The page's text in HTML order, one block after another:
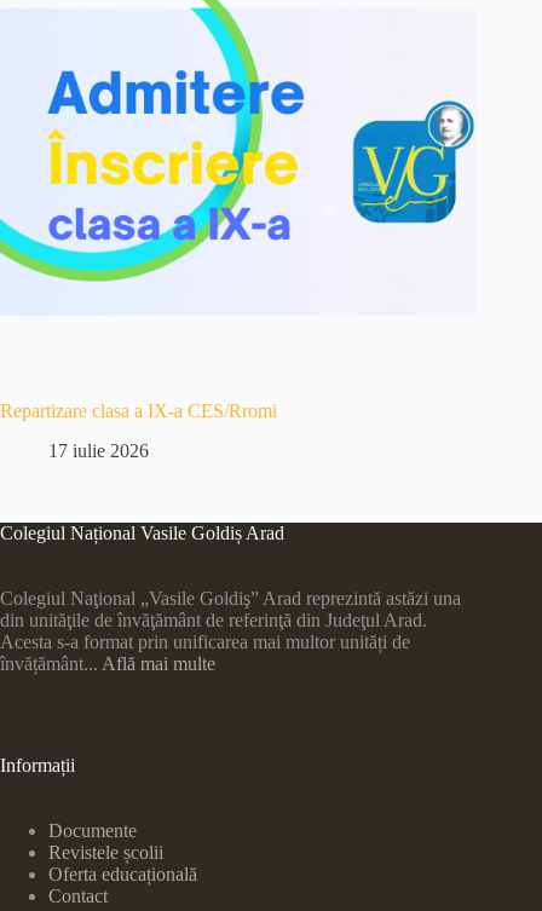
Repartizare clasa a IX-a CES/Rromi
17 iulie 2026
Colegiul Național Vasile Goldiș Arad
Colegiul Naţional „Vasile Goldiş” Arad reprezintă astăzi una
din unităţile de învăţământ de referinţă din Judeţul Arad.
Acesta s-a format prin unificarea mai multor unități de
învățământ... Află mai multe
Informații
Documente
Revistele școlii
Oferta educațională
Contact